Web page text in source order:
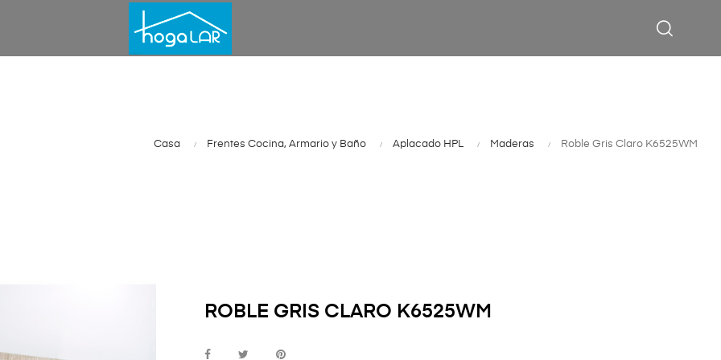
Casa Frentes Cocina, Armario y Baño Aplacado HPL Maderas Roble Gris Claro K6525WM
ROBLE GRIS CLARO K6525WM